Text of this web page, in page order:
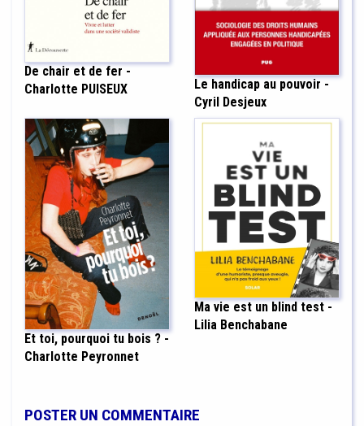
De chair et de fer -
Charlotte PUISEUX
Le handicap au pouvoir -
Cyril Desjeux
Et toi, pourquoi tu bois ? -
Charlotte Peyronnet
Ma vie est un blind test -
Lilia Benchabane
POSTER UN COMMENTAIRE